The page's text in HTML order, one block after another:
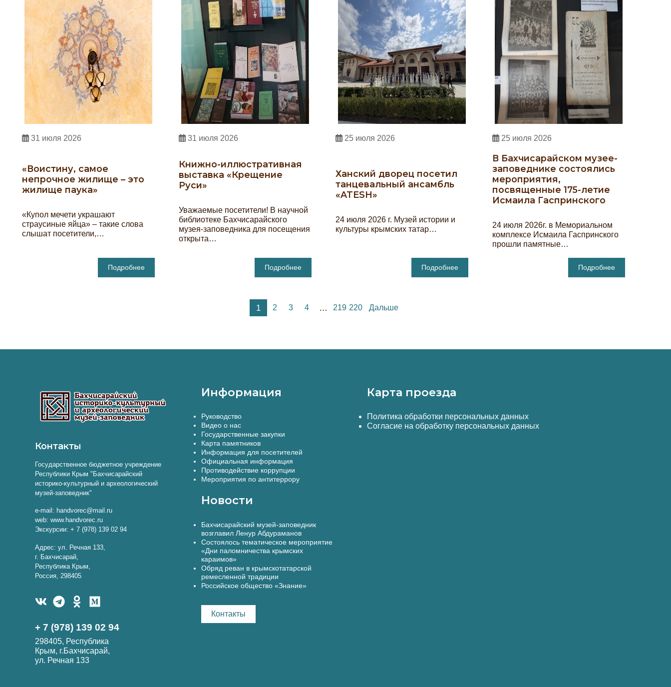
31 июля 2026
«Воистину, самое
непрочное жилище – это
жилище паука»
«Купол мечети украшают
страусиные яйца» – такие слова
слышат посетители,…
Подробнее
31 июля 2026
Книжно-иллюстративная
выставка «Крещение
Руси»
Уважаемые посетители! В научной
библиотеке Бахчисарайского
музея-заповедника для посещения
открыта…
Подробнее
25 июля 2026
Ханский дворец посетил
танцевальный ансамбль
«ATESH»
24 июля 2026 г. Музей истории и
культуры крымских татар…
Подробнее
25 июля 2026
В Бахчисарайском музее-
заповеднике состоялись
мероприятия,
посвященные 175-летие
Исмаила Гаспринского
24 июля 2026г. в Мемориальном
комплексе Исмаила Гаспринского
прошли памятные…
Подробнее
1 2 3 4 … 219 220 Дальше
Контакты
Государственное бюджетное учреждение
Республики Крым "Бахчисарайский
историко-культурный и археологический
музей-заповедник"
e-mail: handvorec@mail.ru
web: www.handvorec.ru
Экскурсии: + 7 (978) 139 02 94
Адрес: ул. Речная 133,
г. Бахчисарай,
Республика Крым,
Россия, 298405
+ 7 (978) 139 02 94
298405, Республика
Крым, г.Бахчисарай,
ул. Речная 133
Информация
Руководство
Видео о нас
Государственные закупки
Карта памятников
Информация для посетителей
Официальная информация
Противодействие коррупции
Мероприятия по антитеррору
Новости
Бахчисарайский музей-заповедник
возглавил Ленур Абдураманов
Состоялось тематическое мероприятие
«Дни паломничества крымских
караимов»
Обряд реван в крымскотатарской
ремесленной традиции
Российское общество «Знание»
Контакты
Карта проезда
Политика обработки персональных данных
Согласие на обработку персональных данных